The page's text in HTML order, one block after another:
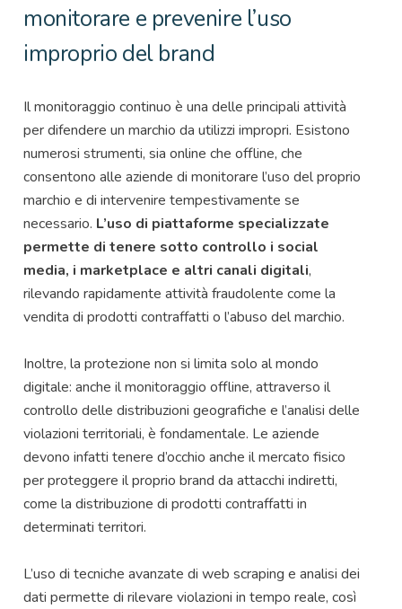
monitorare e prevenire l’uso
improprio del brand
Il monitoraggio continuo è una delle principali attività
per difendere un marchio da utilizzi impropri. Esistono
numerosi strumenti, sia online che offline, che
consentono alle aziende di monitorare l’uso del proprio
marchio e di intervenire tempestivamente se
necessario. L’uso di piattaforme specializzate
permette di tenere sotto controllo i social
media, i marketplace e altri canali digitali,
rilevando rapidamente attività fraudolente come la
vendita di prodotti contraffatti o l’abuso del marchio.
Inoltre, la protezione non si limita solo al mondo
digitale: anche il monitoraggio offline, attraverso il
controllo delle distribuzioni geografiche e l’analisi delle
violazioni territoriali, è fondamentale. Le aziende
devono infatti tenere d’occhio anche il mercato fisico
per proteggere il proprio brand da attacchi indiretti,
come la distribuzione di prodotti contraffatti in
determinati territori.
L’uso di tecniche avanzate di web scraping e analisi dei
dati permette di rilevare violazioni in tempo reale, così